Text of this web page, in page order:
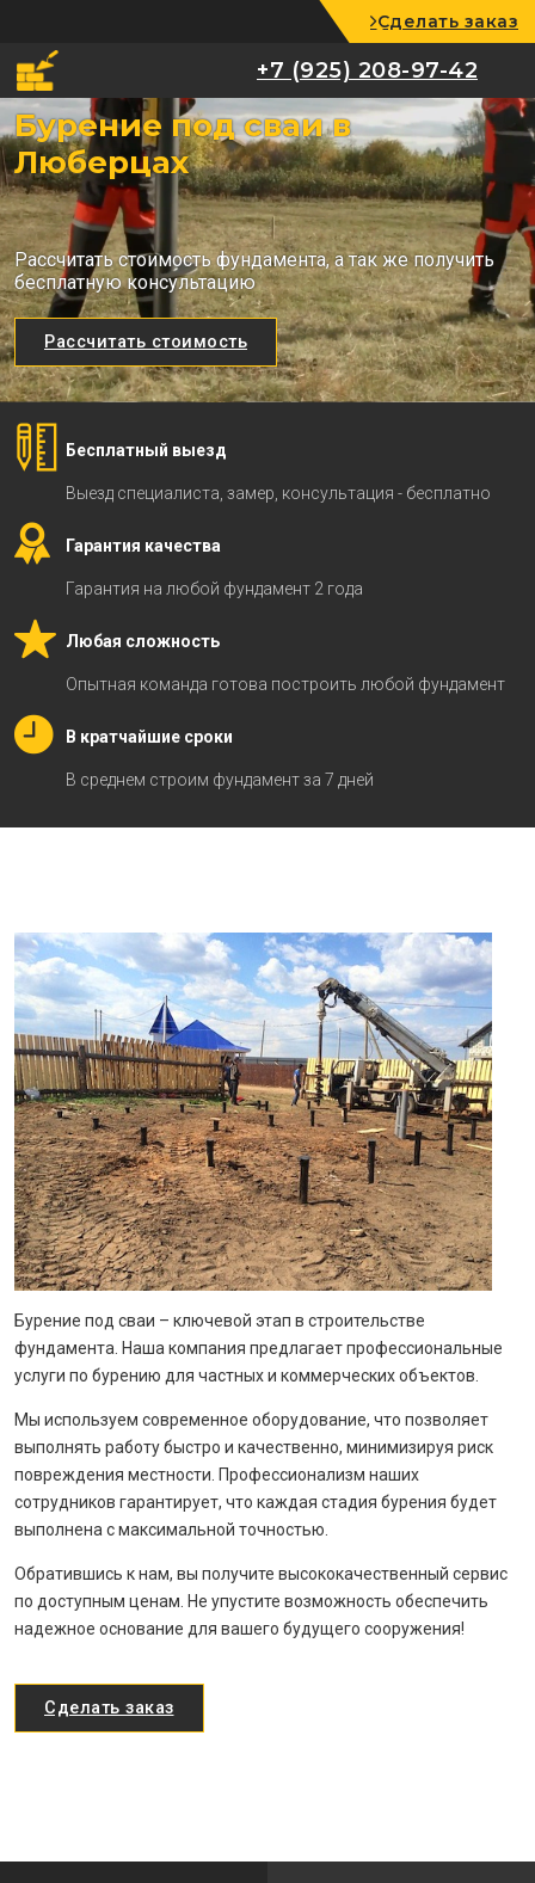
+7 (925) 208-97-42
Сделать заказ
+7 (925) 208-97-42
Бурение под сваи в
Люберцах
Рассчитать стоимость фундамента, а так же получить
бесплатную консультацию
Рассчитать стоимость
Бесплатный выезд
Выезд специалиста, замер, консультация - бесплатно
Гарантия качества
Гарантия на любой фундамент 2 года
Любая сложность
Опытная команда готова построить любой фундамент
В кратчайшие сроки
В среднем строим фундамент за 7 дней
Бурение под сваи – ключевой этап в строительстве
фундамента. Наша компания предлагает профессиональные
услуги по бурению для частных и коммерческих объектов.
Мы используем современное оборудование, что позволяет
выполнять работу быстро и качественно, минимизируя риск
повреждения местности. Профессионализм наших
сотрудников гарантирует, что каждая стадия бурения будет
выполнена с максимальной точностью.
Обратившись к нам, вы получите высококачественный сервис
по доступным ценам. Не упустите возможность обеспечить
надежное основание для вашего будущего сооружения!
Сделать заказ